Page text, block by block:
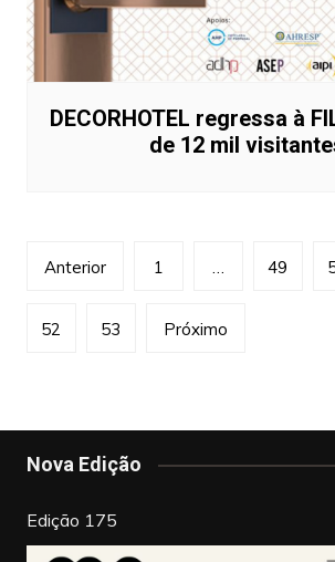
DECORHOTEL regressa à
de 12 mil
Paginação
conteúdos
Anterior 1 … 49
52 53 Próximo
Nova Edição
Edição 175